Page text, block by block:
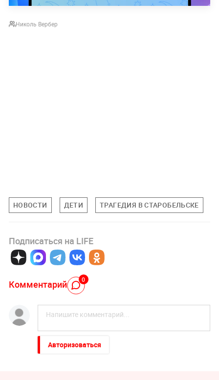
Николь Вербер
НОВОСТИ ДЕТИ ТРАГЕДИЯ В СТАРОБЕЛЬСКЕ
Подписаться на LIFE
Комментарий 0
Авторизоваться